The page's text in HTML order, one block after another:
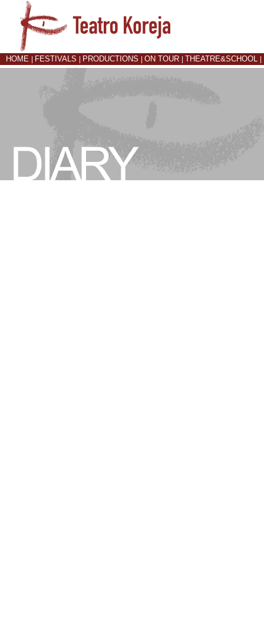
HOME FESTIVALS PRODUCTIONS ON TOUR THEATRE&SCHOOL